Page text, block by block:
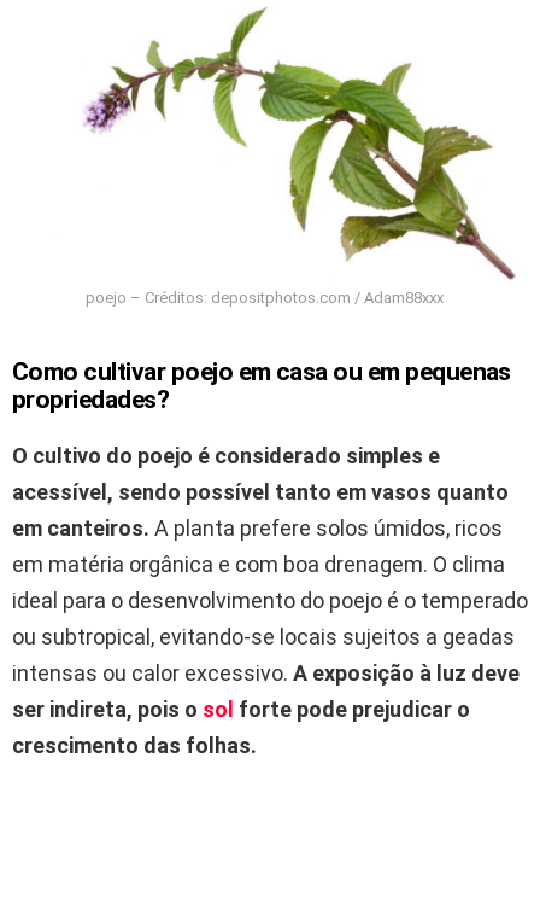
poejo – Créditos: depositphotos.com / Adam88xxx
Como cultivar poejo em casa ou em pequenas
propriedades?
O cultivo do poejo é considerado simples e
acessível, sendo possível tanto em vasos quanto
em canteiros. A planta prefere solos úmidos, ricos
em matéria orgânica e com boa drenagem. O clima
ideal para o desenvolvimento do poejo é o temperado
ou subtropical, evitando-se locais sujeitos a geadas
intensas ou calor excessivo. A exposição à luz deve
ser indireta, pois o sol forte pode prejudicar o
crescimento das folhas.